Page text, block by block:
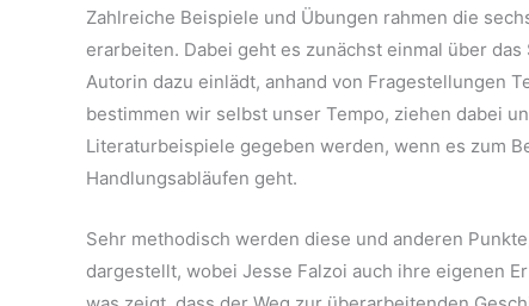
Zahlreiche Beispiele und Übungen rahmen die
erarbeiten. Dabei geht es zunächst einmal über
Autorin dazu einlädt, anhand von Fragestellungen
bestimmen wir selbst unser Tempo, ziehen dabei
Literaturbeispiele gegeben werden, wenn es zum
Handlungsabläufen geht.
Sehr methodisch werden diese und anderen
dargestellt, wobei Jesse Falzoi auch ihre eigenen